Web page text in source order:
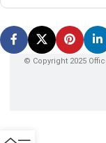
© Copyright 2025